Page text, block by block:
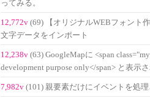
ってみる。
12,772v (69) 【オリジナルWEBフォント
文字データをインポート
12,238v (63) GoogleMapに <span
development purpose only</span> と表示さ
7,982v (101) 親要素だけにイベントを処理